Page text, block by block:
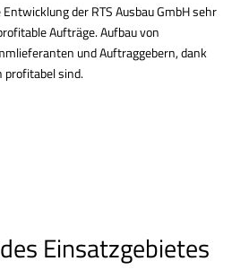
der RTS Ausbau GmbH sehr
Aufträge. Aufbau von
und Auftraggebern, dank
profitabel sind.
Einsatzgebietes